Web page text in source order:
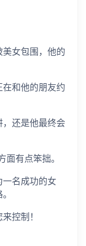
女包围，他的
和他的朋友约
还是他最终会
有点笨拙。
一名成功的女
控制！